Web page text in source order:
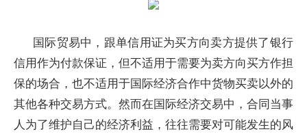
国际贸易中，跟单信用证为买方向卖方提供了银行
信用作为付款保证，但不适用于需要为卖方向买方作担
保的场合，也不适用于国际经济合作中货物买卖以外的
其他各种交易方式。然而在国际经济交易中，合同当事
人为了维护自己的经济利益，往往需要对可能发生的风